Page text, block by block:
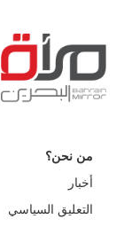
من نحن؟
أخبار
التعليق السياسي